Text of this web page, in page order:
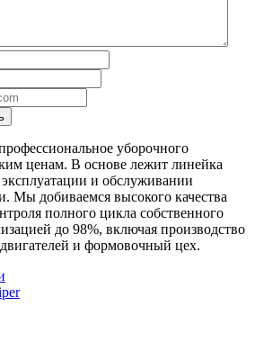
уборочного
ценам. В основе лежит линейка
и обслуживании
Мы добиваемся высокого качества
полного цикла собственного
до 98%, включая производство
и формовочный цех.